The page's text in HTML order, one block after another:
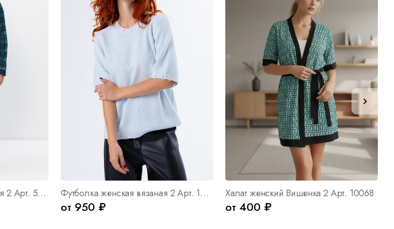
Пижама Фланель мужская 2 Арт. 5860 Футболка женская вязаная 2 Арт. 10617
от 950 ₽
Халат женский Вишенка 2 Арт. 10068
от 400 ₽